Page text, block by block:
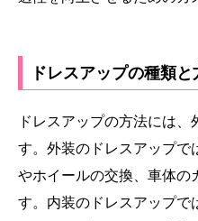
ドレスアップの種類と
ドレスアップの方法には、
す。外装のドレスアップで
やホイールの交換、車体の
す。内装のドレスアップで